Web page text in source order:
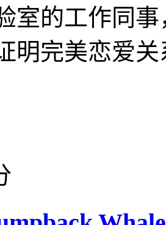
室的工作同
明完美恋爱